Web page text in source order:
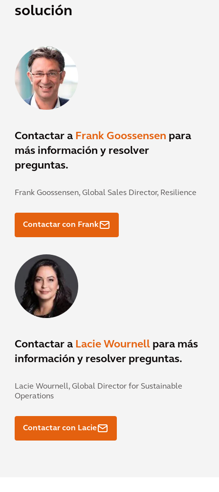
solución
Contactar a Frank Goossensen para
más información y resolver
preguntas.
Frank Goossensen, Global Sales Director, Resilience
Contactar con Frank
Contactar a Lacie Wournell para más
información y resolver preguntas.
Lacie Wournell, Global Director for Sustainable
Operations
Contactar con Lacie